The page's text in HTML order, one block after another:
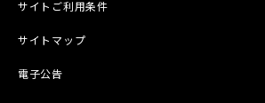
サイトご利用条件
サイトマップ
電子公告